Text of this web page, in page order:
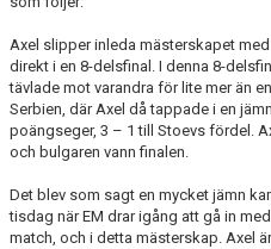
FYS - TRÄNA DITT LAG
BESTÄLL LBK KLÄDER
RICHTHOFFCUPEN
Axel slipper inleda mästerskapet
direkt i en 8-delsfinal. I denna 8-
tävlade mot varandra för lite mer än
Serbien, där Axel då tappade i en
poängseger, 3 – 1 till Stoevs fördel.
och bulgaren vann finalen.
Det blev som sagt en mycket jämn
tisdag när EM drar igång att gå in
match, och i detta mästerskap. Axel